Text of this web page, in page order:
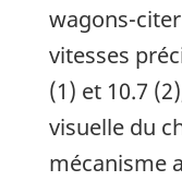
wagons-
vitesses
(1) et 10.7
visuelle du
mécanisme